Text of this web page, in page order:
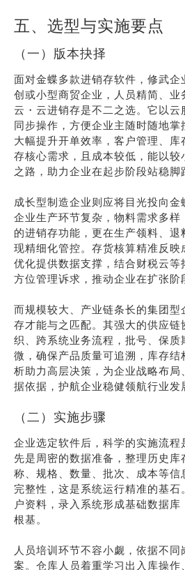
五、选型与实施要点
（一）版本抉择
面对金蝶多款进销存软件，修武企
创或小型商贸企业，人员精简、
云・云进销存是不二之选。它以
同步操作，方便企业主随时随地
大幅提升开单效率，客户管理、库
存核心需求，且成本较低，能以较
之路，助力企业在起步阶段站稳脚
成长型制造企业则应将目光投向
企业生产环节复杂，物料需求多样
的进销存功能，更在生产领料、
现精细化管控。存货核算精准反
优化提供数据支撑，结合财税云等
方位管理诉求，推动企业在扩张阶
而规模较大、产业链条长的集团型
存才能与之匹配。其强大的供应链
织、跨系统业务流程，批号、保质
微，确保产品质量可追溯，库存结
析助力高层决策，为企业战略布局
据依据，护航企业稳健领航行业发
（二）实施步骤
企业选定软件后，科学的实施流
先是周密的数据准备，整理历史库
称、规格、数量、批次、成本等
完整性，这是系统运行精准的基石
户资料，录入系统形成基础数据
根基。
人员培训环节不容小觑，依据不
案。仓库人员着重学习出入库操作